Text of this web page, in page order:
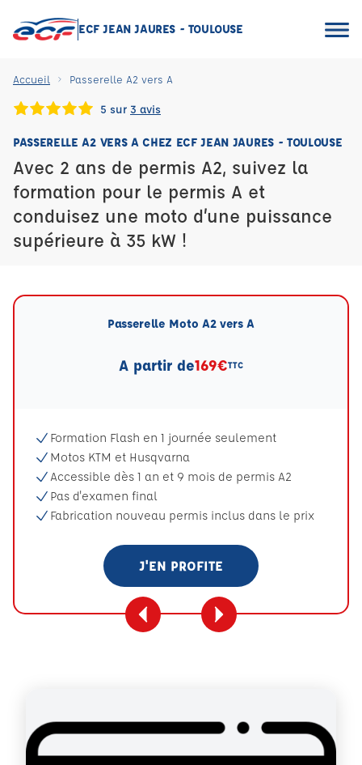
ECF JEAN JAURES - TOULOUSE
Accueil Passerelle A2 vers A
5 sur 3 avis
PASSERELLE A2 VERS A CHEZ ECF JEAN JAURES - TOULOUSE
Avec 2 ans de permis A2, suivez la
formation pour le permis A et
conduisez une moto d’une puissance
supérieure à 35 kW !
Passerelle Moto A2 vers A
A partir de169€TTC
Formation Flash en 1 journée seulement
Motos KTM et Husqvarna
Accessible dès 1 an et 9 mois de permis A2
Pas d'examen final
Fabrication nouveau permis inclus dans le prix
J'EN PROFITE